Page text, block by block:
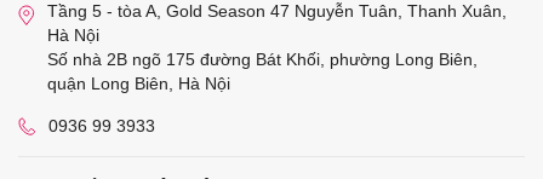
Tầng 5 - tòa A, Gold Season 47 Nguyễn Tuân, Thanh Xuân,
Hà Nội
Số nhà 2B ngõ 175 đường Bát Khối, phường Long Biên,
quận Long Biên, Hà Nội
0936 99 3933